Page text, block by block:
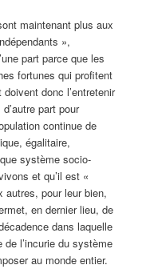
maintenant plus aux
»,
part parce que les
fortunes qui profitent
donc l’entretenir
part pour
continue de
égalitaire,
système socio-
et qu’il est «
autres, pour leur bien,
en dernier lieu, de
dans laquelle
l’incurie du système
au monde entier.